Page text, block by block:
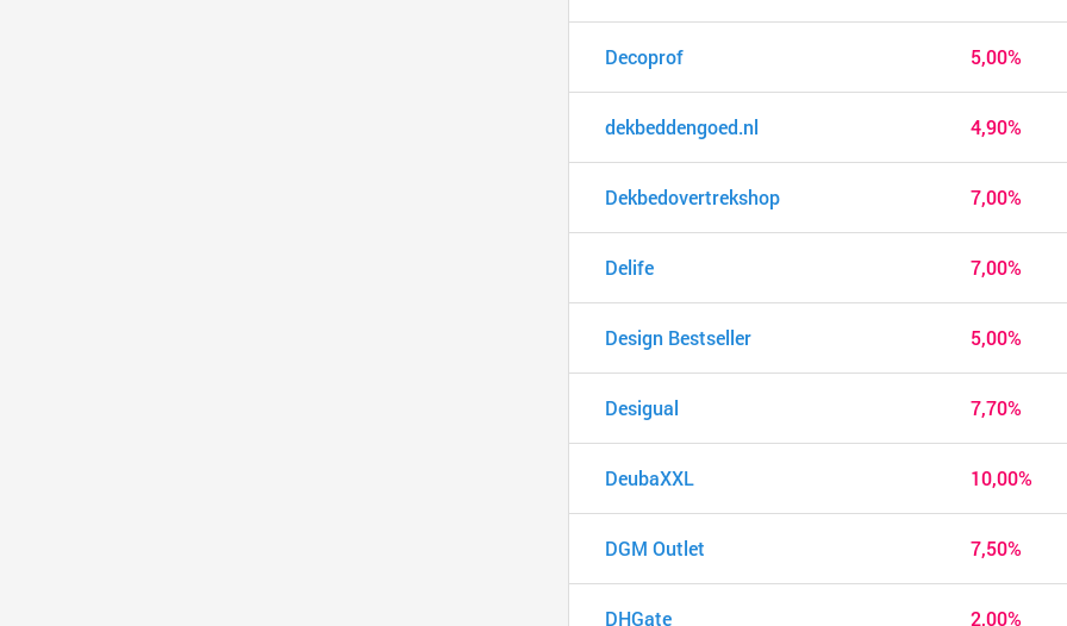
Decoprof 5,00%
dekbeddengoed.nl 4,90%
Dekbedovertrekshop 7,00%
Delife 7,00%
Design Bestseller 5,00%
Desigual 7,70%
DeubaXXL 10,00%
DGM Outlet 7,50%
DHGate 2,00%